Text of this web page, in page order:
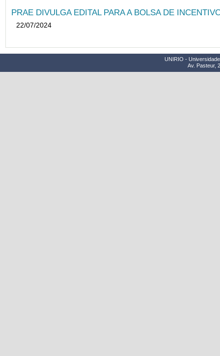
PRAE DIVULGA EDITAL PARA A BOLSA DE
22/07/2024
UNIRIO -
Av. Pasteur,